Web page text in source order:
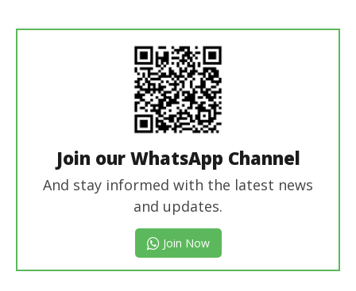
Join our WhatsApp Channel
And stay informed with the latest news
and updates.
Join Now